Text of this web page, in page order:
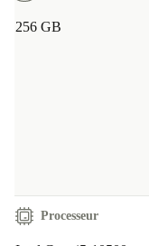
256 GB
Processeur